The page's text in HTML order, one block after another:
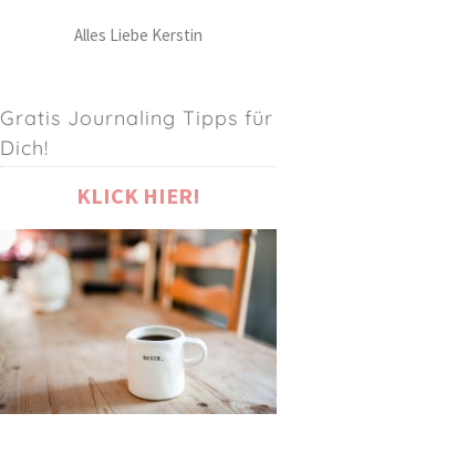
Alles Liebe Kerstin
Gratis Journaling Tipps für
Dich!
KLICK HIER!